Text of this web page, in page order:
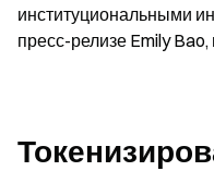
институциональными
пресс-релизе Emily